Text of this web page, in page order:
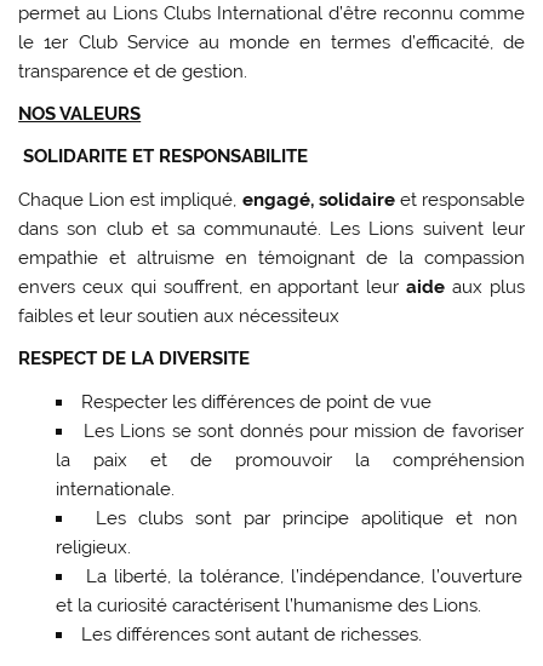
permet au Lions Clubs International d’être reconnu comme
le 1er Club Service au monde en termes d’efficacité, de
transparence et de gestion.
NOS VALEURS
SOLIDARITE ET RESPONSABILITE
Chaque Lion est impliqué, engagé, solidaireet responsable
dans son club et sa communauté. Les Lions suivent leur
empathie et altruisme en témoignant de la compassion
envers ceux qui souffrent, en apportant leuraide aux plus
faibles et leur soutien aux nécessiteux
RESPECT DE LA DIVERSITE
Respecter les différences de point de vue
Les Lions se sont donnés pour mission de favoriser
la paix et de promouvoir la compréhension
internationale.
Les clubs sont par principe apolitique et non
religieux.
La liberté, la tolérance, l’indépendance, l’ouverture
et la curiosité caractérisent l’humanisme des Lions.
Les différences sont autant de richesses.